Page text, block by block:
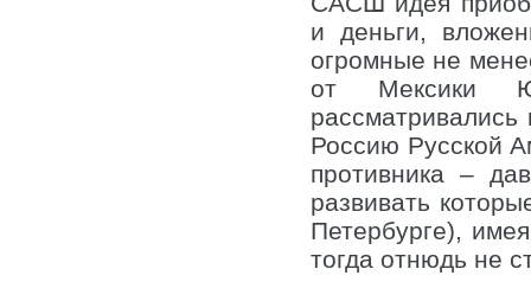
и деньги,
огромные не
от Мексики
Россию Русской
противника –
развивать
Петербурге),
тогда отнюдь не